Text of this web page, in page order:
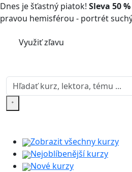
Dnes je šťastný piatok! Sleva 50 %
pravou hemisférou - portrét
Využiť zľavu
Zobrazit všechny kurzy
Nejoblíbenější kurzy
Nové kurzy